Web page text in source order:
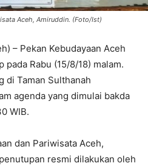
Aceh, Amiruddin. (Foto/Ist)
– Pekan Kebudayaan Aceh
Rabu (15/8/18) malam.
di Taman Sulthanah
agenda yang dimulai bakda
WIB.
dan Pariwisata Aceh,
resmi dilakukan oleh